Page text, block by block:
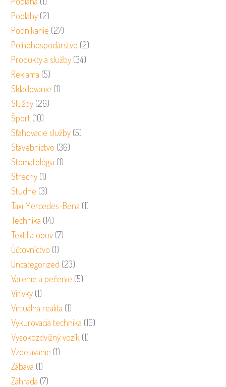
Podlahy (2)
Podnikanie (27)
Poľnohospodárstvo (2)
Produkty a služby (34)
Reklama (5)
Skladovanie (1)
Služby (26)
Šport (10)
Sťahovacie služby (5)
Stavebníctvo (36)
Stomatológia (1)
Strechy (1)
Studne (3)
Taxi Mercedes-Benz (1)
Technika (14)
Textil a obuv (7)
Účtovníctvo (1)
Uncategorized (23)
Varenie a pečenie (5)
Vírivky (1)
Virtuálna realita (1)
Vykurovacia technika (10)
Vysokozdvižný vozík (1)
Vzdelávanie (1)
Zábava (1)
Záhrada (7)